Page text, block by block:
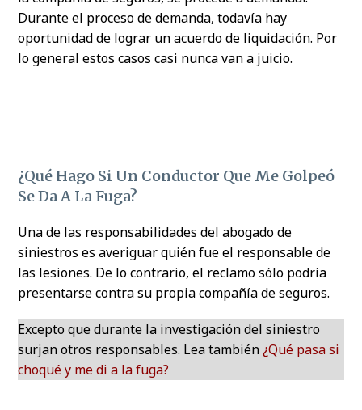
Durante el proceso de demanda, todavía hay
oportunidad de lograr un acuerdo de liquidación. Por
lo general estos casos casi nunca van a juicio.
¿Qué Hago Si Un Conductor Que Me Golpeó
Se Da A La Fuga?
Una de las responsabilidades del abogado de
siniestros es averiguar quién fue el responsable de
las lesiones. De lo contrario, el reclamo sólo podría
presentarse contra su propia compañía de seguros.
Excepto que durante la investigación del siniestro
surjan otros responsables. Lea también¿Qué pasa si
choqué y me di a la fuga?